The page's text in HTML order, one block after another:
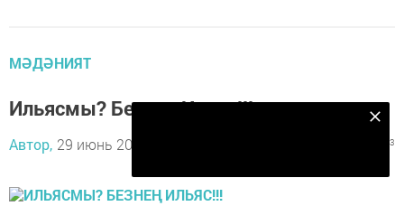
МӘДӘНИЯТ
Ильясмы? Безнең Ильяс!!!
Автор, 29 июнь 2019 - 08:11 3